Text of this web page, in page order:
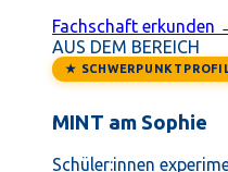
Fachschaft erkunden
AUS DEM BEREICH
★
MINT am Sophie
Schüler:innen